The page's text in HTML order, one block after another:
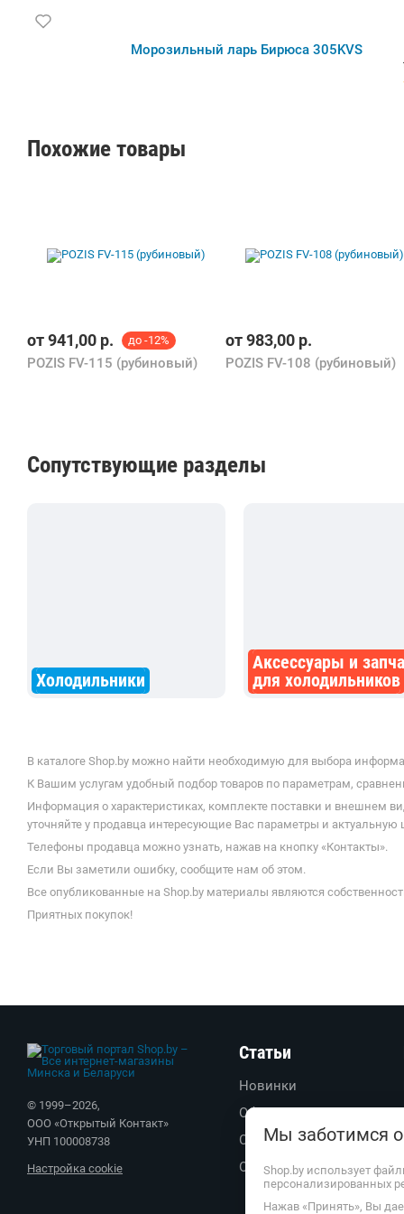
условиях, включая низкие температуры вне
помещения и нестабильное электропитание, а
Морозильный ларь Бирюса 305KVS
Похожие товары
от941,00 р. до -12%
POZIS FV-115 (рубиновый)
от983,00 р.
POZIS FV-108 (рубиновый)
Сопутствующие разделы
Холодильники
Аксессуары и
для холодильников
В каталоге Shop.by можно найти необходимую для выбора
К Вашим услугам удобный подбор товаров по параметрам,
Информация о характеристиках, комплекте поставки и внешнем
уточняйте у продавца интересующие Вас параметры и
Телефоны продавца можно узнать, нажав на кнопку «Контакты».
Если Вы заметили ошибку, сообщите нам об этом.
Все опубликованные на Shop.by материалы являются
Приятных покупок!
Статьи
Новинки
Обзоры
Советы
Обратите внимание
© 1999–2026,
ООО «Открытый Контакт»
УНП 100008738
Настройка cookie
Мы заботимся
Shop.by использует
персонализированных
Нажав «Принять», Вы